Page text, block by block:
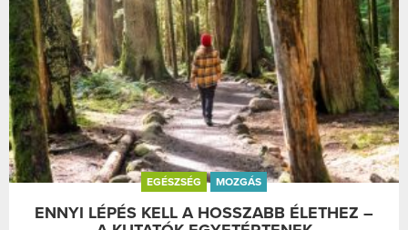
EGÉSZSÉG MOZGÁS
ENNYI LÉPÉS KELL A HOSSZABB ÉLETHEZ –